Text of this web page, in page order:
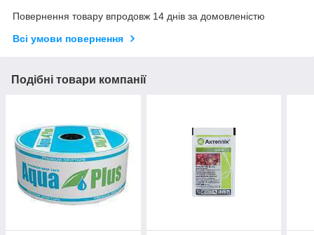
Повернення товару впродовж 14 днів за домовленістю
Всі умови повернення
Подібні товари компанії